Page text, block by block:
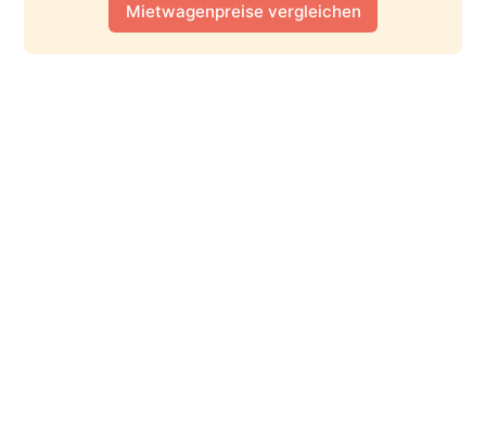
Mietwagenpreise vergleichen